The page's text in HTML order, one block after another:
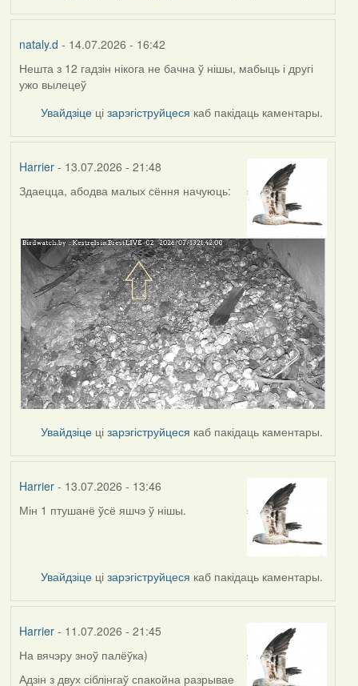
nataly.d - 14.07.2026 - 16:42
Нешта з 12 гадзін нікога не бачна ў нішы, мабыць і другі
ужо вылецеў
Увайдзіце цізарэгіструйцеся каб пакідаць каментары.
Harrier- 13.07.2026 - 21:48
Здаецца, абодва малых сёння начуюць:
Увайдзіце цізарэгіструйцеся каб пакідаць каментары.
Harrier- 13.07.2026 - 13:46
Мін 1 птушанё ўсё яшчэ ў нішы.
Увайдзіце цізарэгіструйцеся каб пакідаць каментары.
Harrier- 11.07.2026 - 21:45
На вячэру зноў палёўка)
Адзін з двух сіблінгаў спакойна разрывае